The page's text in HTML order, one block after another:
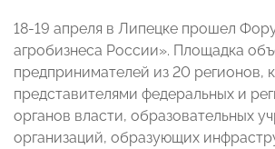
18-19 апреля в Липецке прошел
агробизнеса России». Площадка
предпринимателей из 20 регионов,
представителями федеральных и
органов власти, образовательных
организаций, образующих